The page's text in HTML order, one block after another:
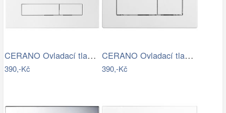
CERANO Ovladací tlačítko WC modulů Lite…
390,-Kč
CERANO Ovladací tlačítko WC modulů Lite…
390,-Kč